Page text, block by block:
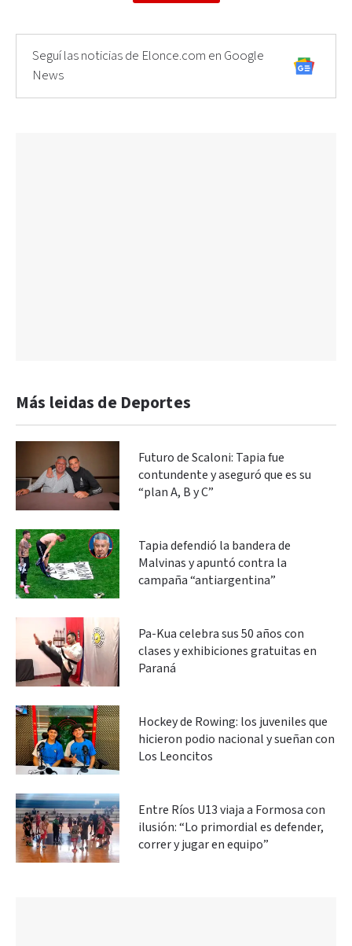
Seguí las noticias de Elonce.com en Google
News
Más leidas de Deportes
Futuro de Scaloni: Tapia fue
contundente y aseguró que es su
“plan A, B y C”
Tapia defendió la bandera de
Malvinas y apuntó contra la
campaña “antiargentina”
Pa-Kua celebra sus 50 años con
clases y exhibiciones gratuitas en
Paraná
Hockey de Rowing: los juveniles que
hicieron podio nacional y sueñan con
Los Leoncitos
Entre Ríos U13 viaja a Formosa con
ilusión: “Lo primordial es defender,
correr y jugar en equipo”